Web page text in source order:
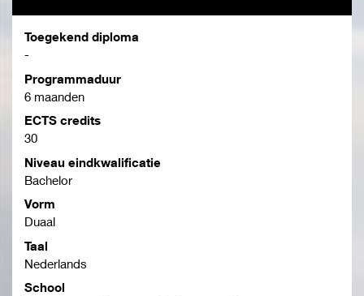
Toegekend diploma
-
Programmaduur
6 maanden
ECTS credits
30
Niveau eindkwalificatie
Bachelor
Vorm
Duaal
Taal
Nederlands
School